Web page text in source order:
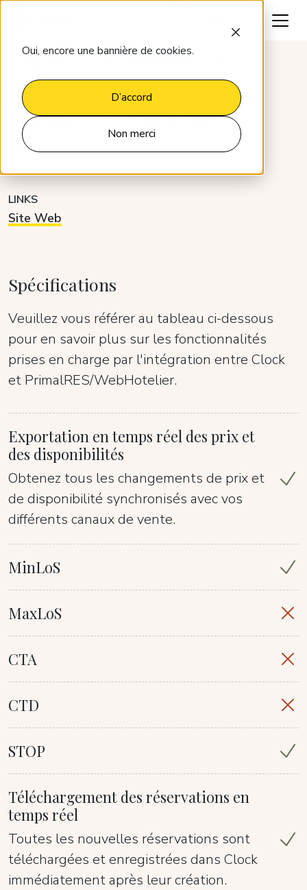
Oui, encore une bannière de cookies.
D’accord
Non merci
PrimalRES/WebHotelier
CATÉGORIE DÉVELOPPEUR
LINKS
Site Web
Spécifications
Veuillez vous référer au tableau ci-dessous
pour en savoir plus sur les fonctionnalités
prises en charge par l'intégration entre Clock
et PrimalRES/WebHotelier.
Exportation en temps réel des prix et
des disponibilités
Obtenez tous les changements de prix et
de disponibilité synchronisés avec vos
différents canaux de vente.
MinLoS
MaxLoS
CTA
CTD
STOP
Téléchargement des réservations en
temps réel
Toutes les nouvelles réservations sont
téléchargées et enregistrées dans Clock
immédiatement après leur création.